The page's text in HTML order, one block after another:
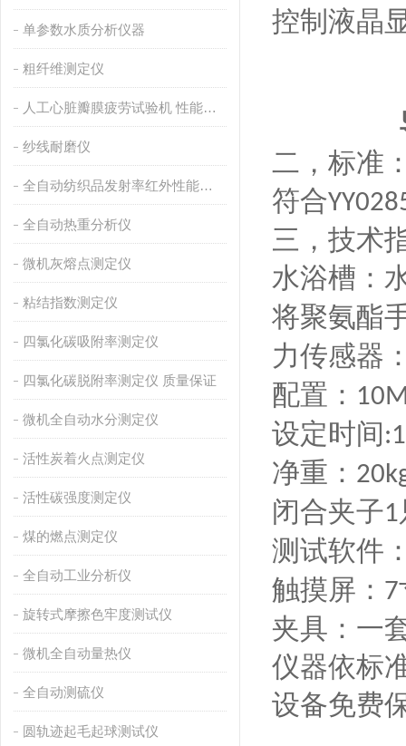
单参数水质分析仪器
粗纤维测定仪
人工心脏瓣膜疲劳试验机 性能稳定
纱线耐磨仪
全自动纺织品发射率红外性能分析
全自动热重分析仪
微机灰熔点测定仪
粘结指数测定仪
四氯化碳吸附率测定仪
四氯化碳脱附率测定仪 质量保证
微机全自动水分测定仪
活性炭着火点测定仪
活性碳强度测定仪
煤的燃点测定仪
全自动工业分析仪
旋转式摩擦色牢度测试仪
微机全自动量热仪
全自动测硫仪
圆轨迹起毛起球测试仪
控制液晶
二， 标准
符合YY
三， 技术
水浴槽 ：
将聚氨酯
力传感器
配置：
设定时间
净重：
闭合夹子1
测试软件
触摸屏： 7
夹具：一
仪器依标
设备免费